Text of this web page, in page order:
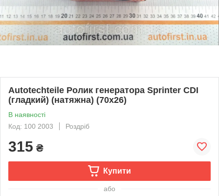
Autotechteile Ролик генератора Sprinter CDI
(гладкий) (натяжна) (70x26)
В наявності
Код: 100 2003
Роздріб
315 ₴
Купити
або